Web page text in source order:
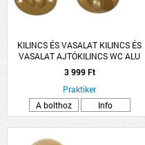
KILINCS ÉS VASALAT KILINCS ÉS
VASALAT AJTÓKILINCS WC ALU
ARANY LANA ROZETTÁS
3 999 Ft
Praktiker
A bolthoz
Info